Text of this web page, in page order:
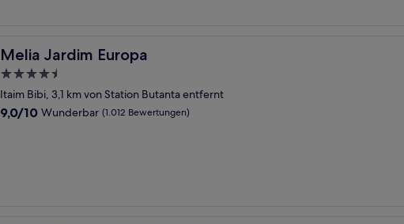
Melia Jardim Europa
Melia Jardim Europa
4.5-
Sterne-
Unterkunft
Itaim Bibi, 3,1 km von Station Butanta entfernt
9.0
9,0/10 Wunderbar (1.012 Bewertungen)